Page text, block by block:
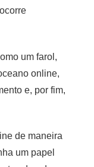
um farol,
online,
e, por fim,
de maneira
um papel